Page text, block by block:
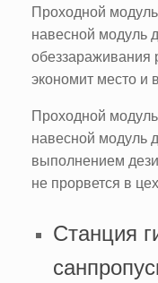
Проходной
навесной модуль
обеззараживания
экономит место и
Проходной
навесной модуль
выполнением
не прорвется в
Станция